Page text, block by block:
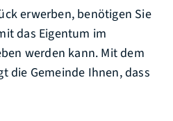
erwerben, benötigen Sie
das Eigentum im
werden kann. Mit dem
die Gemeinde Ihnen, dass